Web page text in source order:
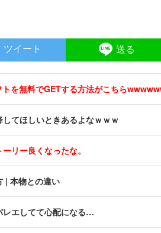
ツイート 送る
を無料でGETする方法がこちら
てほしいときあるよなｗｗｗ
リー良くなったな。
| 本物との違い
レエしてて心配になる…